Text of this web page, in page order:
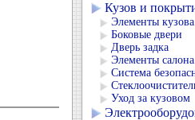
Кузов и
Элементы кузова
Боковые двери
Дверь задка
Элементы салона
Система
Уход за кузовом